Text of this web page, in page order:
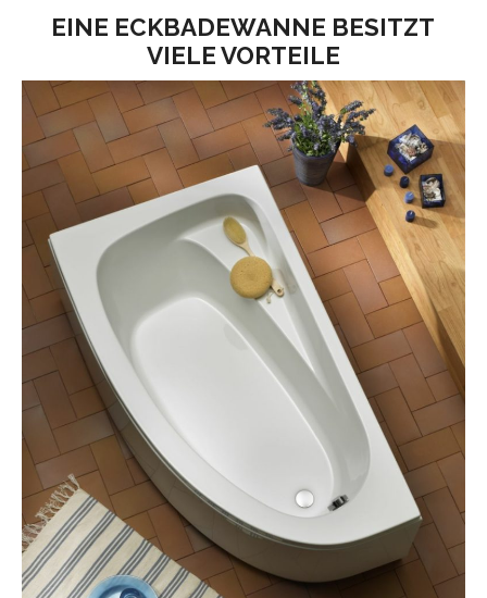
EINE ECKBADEWANNE BESITZT
VIELE VORTEILE